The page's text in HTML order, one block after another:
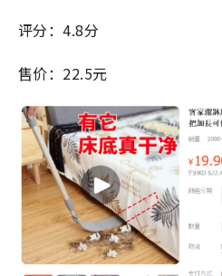
评分：4.8分
售价：22.5元